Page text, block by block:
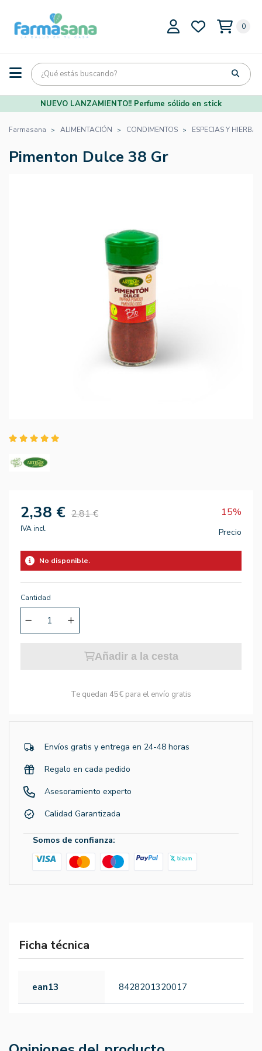
0
NUEVO LANZAMIENTO!! Perfume sólido en stick
Farmasana ALIMENTACIÓN CONDIMENTOS ESPECIAS Y
Pimenton Dulce 38 Gr
2,38 € 2,81 € 15%
IVA incl. Precio
No disponible.
Cantidad
Añadir a la cesta
Te quedan 45€ para el envío gratis
Envíos gratis y entrega en 24-48 horas
Regalo en cada pedido
Asesoramiento experto
Calidad Garantizada
Somos de confianza:
Ficha técnica
ean13 8428201320017